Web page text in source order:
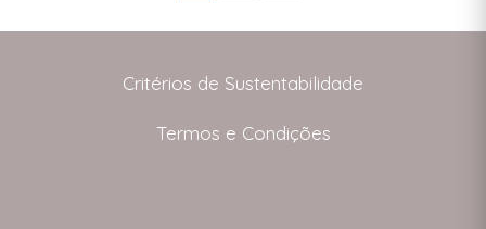
Critérios de Sustentabilidade
Termos e Condições